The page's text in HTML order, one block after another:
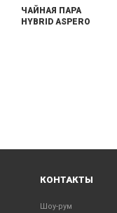
ЧАЙНАЯ ПАРА
HYBRID ASPERO
КОНТАКТЫ
Шоу-рум